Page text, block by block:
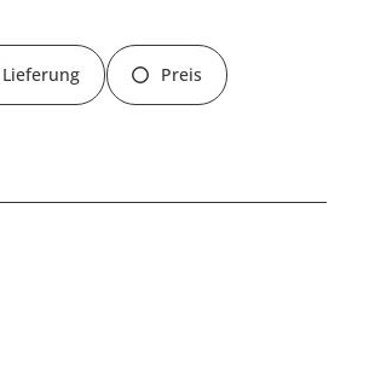
Lieferung Preis